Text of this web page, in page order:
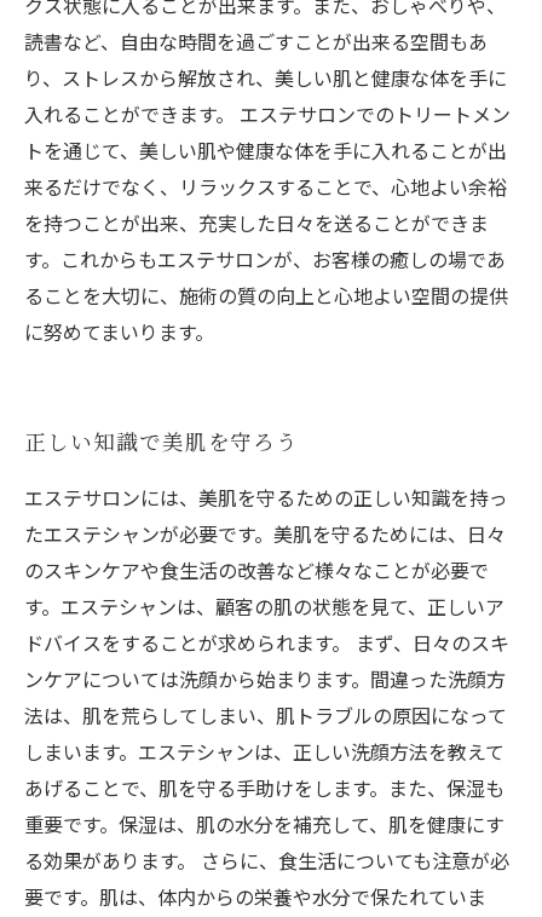
読書など、自由な時間を過ごすことが出来る空間もあ
り、ストレスから解放され、美しい肌と健康な体を手に
入れることができます。 エステサロンでのトリートメン
トを通じて、美しい肌や健康な体を手に入れることが出
来るだけでなく、リラックスすることで、心地よい余裕
を持つことが出来、充実した日々を送ることができま
す。これからもエステサロンが、お客様の癒しの場であ
ることを大切に、施術の質の向上と心地よい空間の提供
に努めてまいります。
正しい知識で美肌を守ろう
エステサロンには、美肌を守るための正しい知識を持っ
たエステシャンが必要です。美肌を守るためには、日々
のスキンケアや食生活の改善など様々なことが必要で
す。エステシャンは、顧客の肌の状態を見て、正しいア
ドバイスをすることが求められます。 まず、日々のスキ
ンケアについては洗顔から始まります。間違った洗顔方
法は、肌を荒らしてしまい、肌トラブルの原因になって
しまいます。エステシャンは、正しい洗顔方法を教えて
あげることで、肌を守る手助けをします。また、保湿も
重要です。保湿は、肌の水分を補充して、肌を健康にす
る効果があります。 さらに、食生活についても注意が必
要です。肌は、体内からの栄養や水分で保たれていま